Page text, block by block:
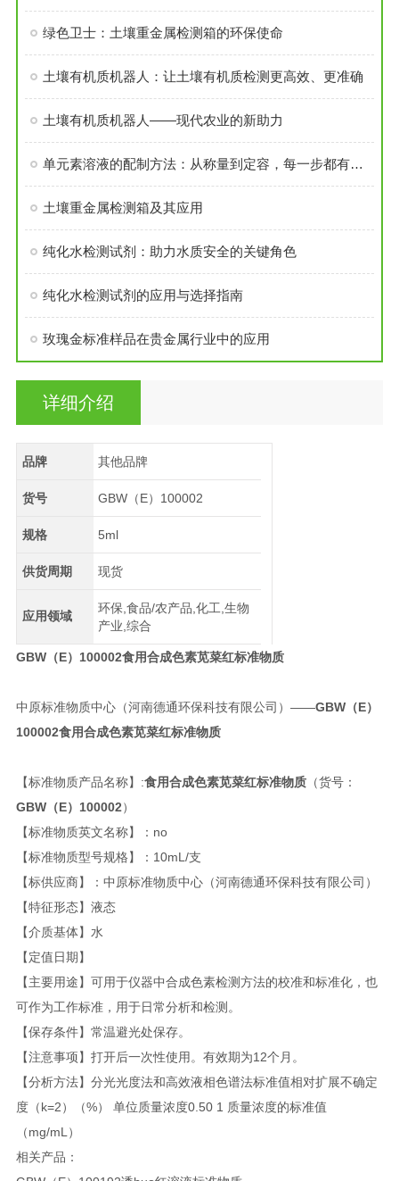
绿色卫士：土壤重金属检测箱的环保使命
土壤有机质机器人：让土壤有机质检测更高效、更准确
土壤有机质机器人——现代农业的新助力
单元素溶液的配制方法：从称量到定容，每一步都有讲究
土壤重金属检测箱及其应用
纯化水检测试剂：助力水质安全的关键角色
纯化水检测试剂的应用与选择指南
玫瑰金标准样品在贵金属行业中的应用
详细介绍
品牌 其他品牌
货号 GBW（E）100002
规格 5ml
供货周期 现货
应用领域
环保,食品/农产品,化工,生物
产业,综合
GBW（E）100002食用合成色素苋菜红标准物质
中原标准物质中心（河南德通环保科技有限公司）——GBW（E）
100002食用合成色素苋菜红标准物质
【标准物质产品名称】:食用合成色素苋菜红标准物质（货号：
GBW（E）100002）
【标准物质英文名称】：no
【标准物质型号规格】：10mL/支
【标供应商】：中原标准物质中心（河南德通环保科技有限公司）
【特征形态】液态
【介质基体】水
【定值日期】
【主要用途】可用于仪器中合成色素检测方法的校准和标准化，也
可作为工作标准，用于日常分析和检测。
【保存条件】常温避光处保存。
【注意事项】打开后一次性使用。有效期为12个月。
【分析方法】分光光度法和高效液相色谱法标准值相对扩展不确定
度（k=2）（%） 单位质量浓度0.50 1 质量浓度的标准值
（mg/mL）
相关产品：